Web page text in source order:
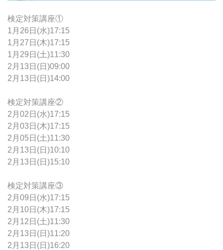
検定対策講座①
1月26日(水)17:15
1月27日(木)17:15
1月29日(土)11:30
2月13日(日)09:00
2月13日(日)14:00
検定対策講座②
2月02日(水)17:15
2月03日(木)17:15
2月05日(土)11:30
2月13日(日)10:10
2月13日(日)15:10
検定対策講座③
2月09日(水)17:15
2月10日(木)17:15
2月12日(土)11:30
2月13日(日)11:20
2月13日(日)16:20